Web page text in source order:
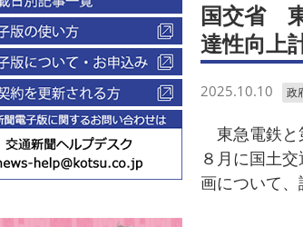
国交省
達性向上
2025.10.10 政
東急電鉄と
８月に国土
画について、